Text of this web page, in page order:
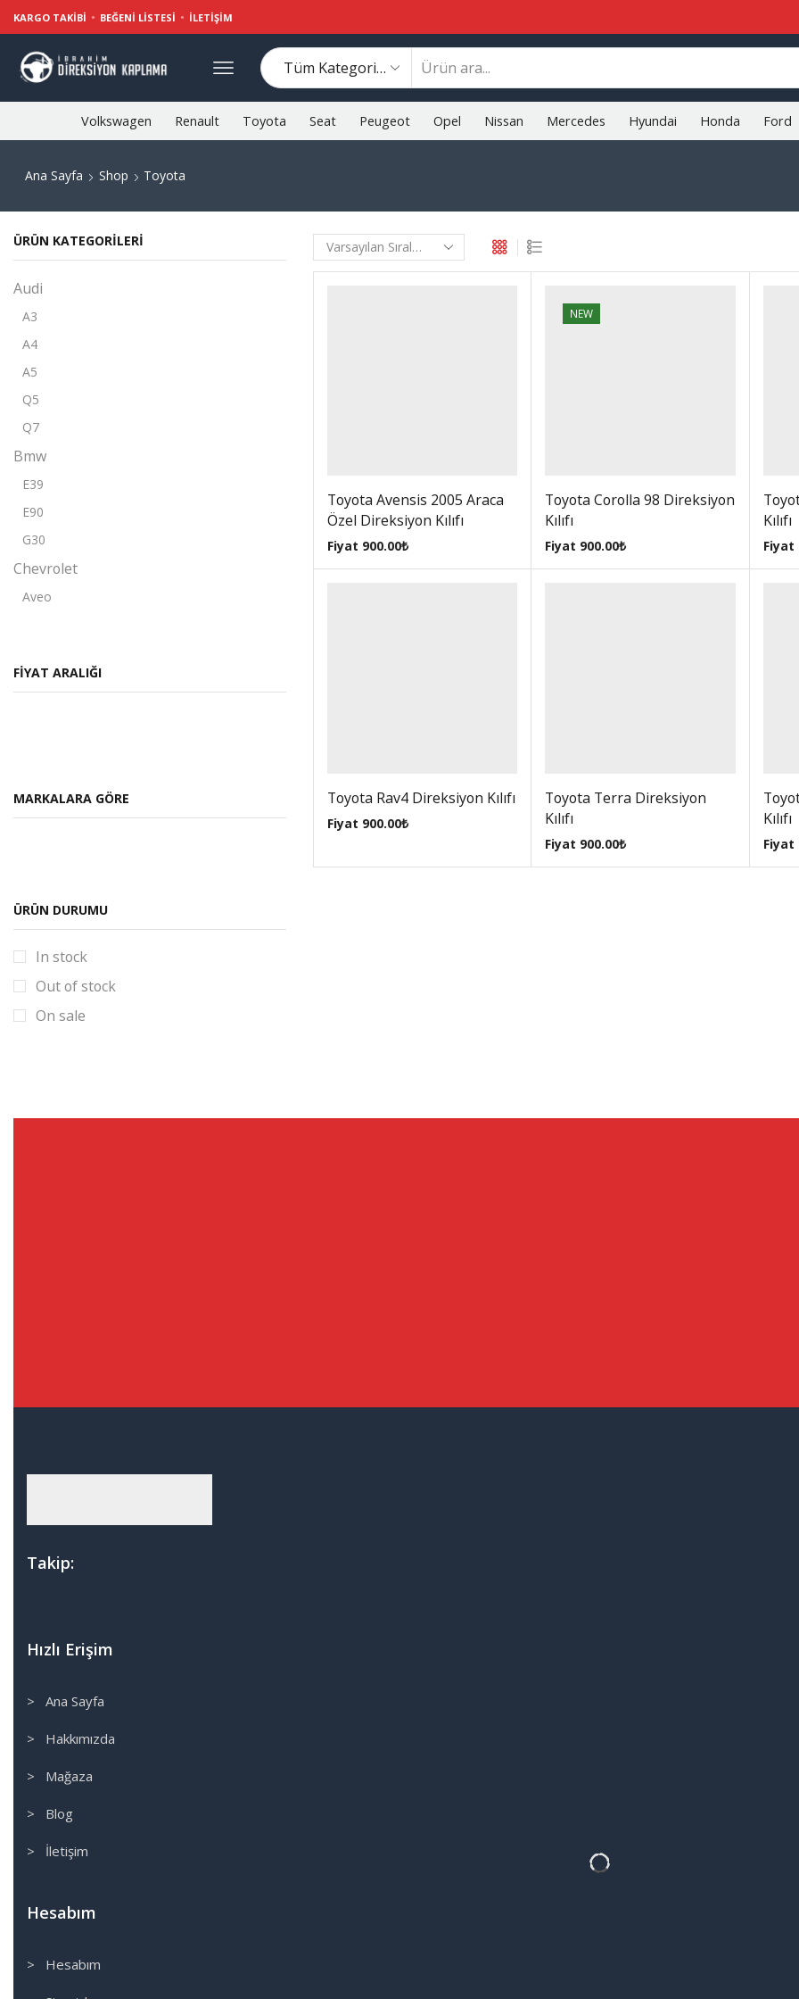
KARGO TAKIBI BEĞENI LISTESI İLETIŞIM
input
Volkswagen Renault Toyota Seat Peugeot Opel Nissan Mercedes Hyundai Honda Ford
Ana Sayfa Shop Toyota
Toyota Avensis 2005 Araca
Özel Direksiyon Kılıfı
Fiyat 900.00₺
NEW
Toyota Corolla 98 Direksiyon
Kılıfı
Fiyat 900.00₺
Kılıfı
Fiyat
Toyota Rav4 Direksiyon Kılıfı
Fiyat 900.00₺
Toyota Terra Direksiyon
Kılıfı
Fiyat 900.00₺
Kılıfı
Fiyat
ÜRÜN KATEGORILERI
Audi
A3
A4
A5
Q5
Q7
Bmw
E39
E90
G30
Chevrolet
Aveo
Citroen
C3
C4
Nemo
Dacia
Dokker
Duster
Lodgy
Courrier
Accord
CRV
FD6
Jazz
VTEC
Accent Blue
Admire
FIYAT ARALIĞI
MARKALARA GÖRE
ÜRÜN DURUMU
In stock
Out of stock
On sale
Takip:
Hızlı Erişim
> Ana Sayfa
> Hakkımızda
> Mağaza
> Blog
> İletişim
Hesabım
> Hesabım